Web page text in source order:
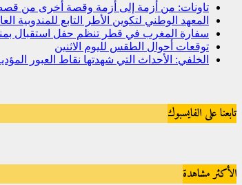
تاونات: من أزمة إلى أزمة وقصة أخرى من
المعهد الوطني لتكوين الأطر التابع
سفارة المغرب في قطر تنظم حفل استقبال
توقعات أحوال الطقس لليوم الاثنين
الخلفي: الأحداث التي شهدتها نقاط العبور
تابعنا على الفايسبوك
الأكثر مشاهدة